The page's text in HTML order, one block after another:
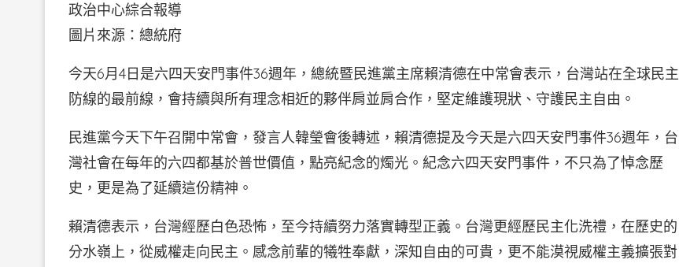
政治中心綜合報導
圖片來源：總統府
今天6月4日是六四天安門事件36週年，總統暨民進黨主席賴清德在中常會表示，台灣站在全球民主
防線的最前線，會持續與所有理念相近的夥伴肩並肩合作，堅定維護現狀、守護民主自由。
民進黨今天下午召開中常會，發言人韓瑩會後轉述，賴清德提及今天是六四天安門事件36週年，台
灣社會在每年的六四都基於普世價值，點亮紀念的燭光。紀念六四天安門事件，不只為了悼念歷
史，更是為了延續這份精神。
賴清德表示，台灣經歷白色恐怖，至今持續努力落實轉型正義。台灣更經歷民主化洗禮，在歷史的
分水嶺上，從威權走向民主。感念前輩的犧牲奉獻，深知自由的可貴，更不能漠視威權主義擴張對